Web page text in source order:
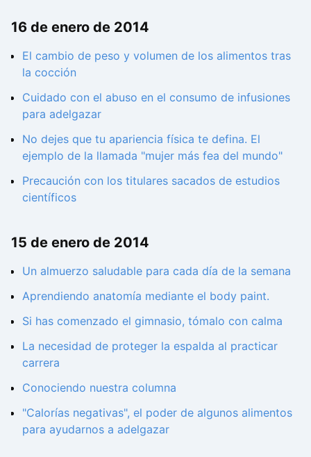
16 de enero de 2014
El cambio de peso y volumen de los alimentos tras
la cocción
Cuidado con el abuso en el consumo de infusiones
para adelgazar
No dejes que tu apariencia física te defina. El
ejemplo de la llamada "mujer más fea del mundo"
Precaución con los titulares sacados de estudios
científicos
15 de enero de 2014
Un almuerzo saludable para cada día de la semana
Aprendiendo anatomía mediante el body paint.
Si has comenzado el gimnasio, tómalo con calma
La necesidad de proteger la espalda al practicar
carrera
Conociendo nuestra columna
"Calorías negativas", el poder de algunos alimentos
para ayudarnos a adelgazar